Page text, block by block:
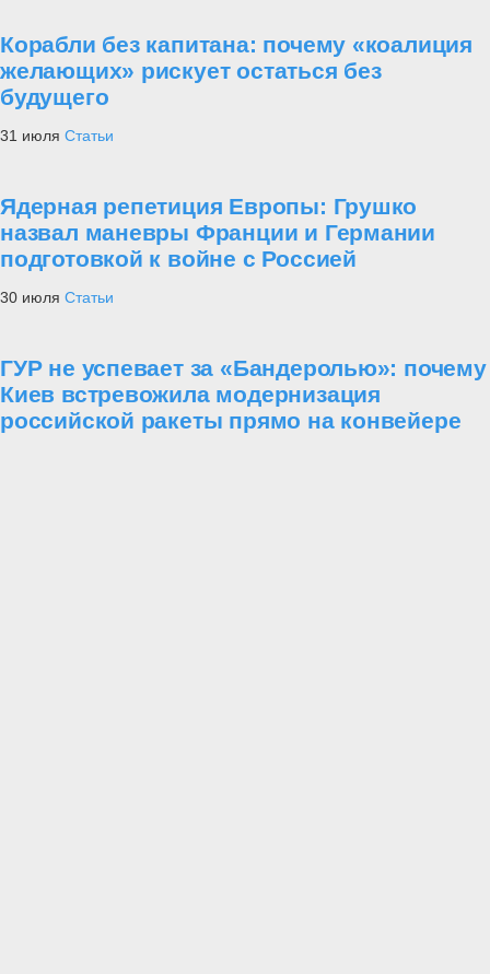
Корабли без капитана: почему «коалиция
желающих» рискует остаться без
будущего
31 июля Статьи
Ядерная репетиция Европы: Грушко
назвал маневры Франции и Германии
подготовкой к войне с Россией
30 июля Статьи
ГУР не успевает за «Бандеролью»: почему
Киев встревожила модернизация
российской ракеты прямо на конвейере